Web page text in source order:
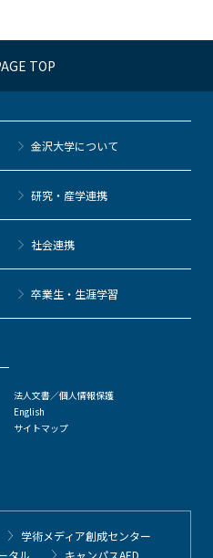
TOP
金沢大学について
研究・産学連携
社会連携
卒業生・生涯学習
法人文書／個人情報保護
English
サイトマップ
学術メディア創成センター